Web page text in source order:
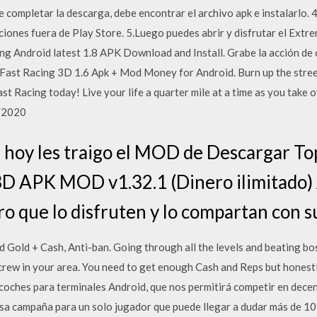
completar la descarga, debe encontrar el archivo apk e instalarlo.
fuera de Play Store. 5.Luego puedes abrir y disfrutar el
Android latest 1.8 APK Download and Install. Grabe la acción de
Racing 3D 1.6 Apk + Mod Money for Android. Burn up the
Racing today! Live your life a quarter mile at a time as you take
les traigo el MOD de Descargar
APK MOD v1.32.1 (Dinero
que lo disfruten y lo compartan con
Gold + Cash, Anti-ban. Going through all the levels and beating
in your area. You need to get enough Cash and Reps but
para terminales Android, que nos permitirá competir en
campaña para un solo jugador que puede llegar a dudar más de